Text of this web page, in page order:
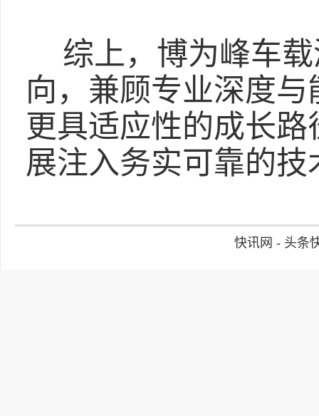
综上，博为峰车
向，兼顾专业深度
更具适应性的成长
展注入务实可靠的技
快讯网 - 头条